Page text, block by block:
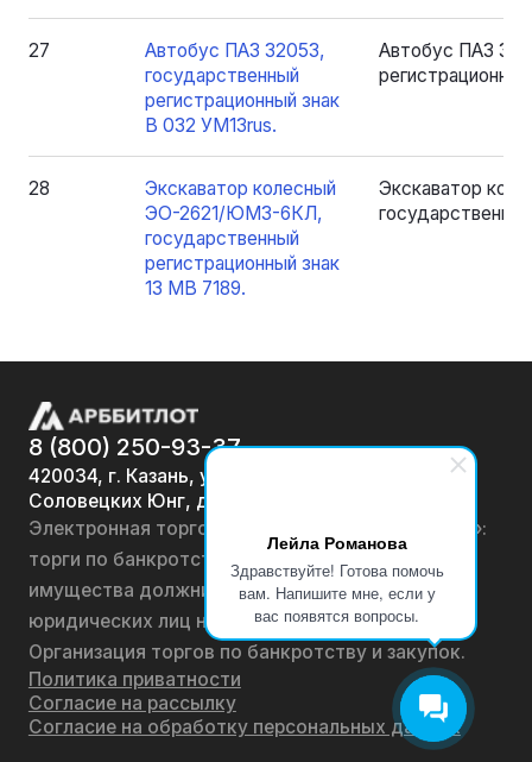
Лейла Романова
Здравствуйте! Готова помочь
вам. Напишите мне, если у
вас появятся вопросы.
27
Автобус ПАЗ 32053,
государственный
регистрационный знак
В 032 УМ13rus.
Автобус ПАЗ
28
Экскаватор колесный
ЭО-2621/ЮМЗ-6КЛ,
государственный
регистрационный знак
13 МВ 7189.
Экскаватор
8 (800) 250-93-37
420034, г. Казань, ул.
Соловецких Юнг, д. 7
Электронная торговая площадка «АРББИТЛОТ»:
торги по банкротству, лоты по продаже
имущества должников физических лиц и
юридических лиц на онлайн-аукционах.
Организация торгов по банкротству и закупок.
Политика приватности
Согласие на рассылку
Согласие на обработку персональных данных